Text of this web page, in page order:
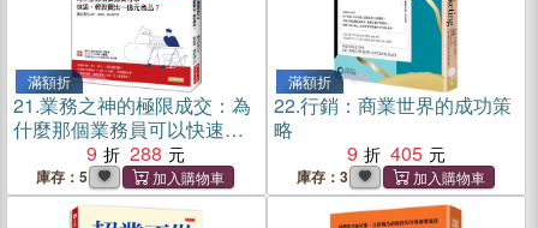
滿額折
21.業務之神的極限成交：為
什麼那個業務員可以快速、
輕鬆賣出一億元商品？
9 288
庫存：5
滿額折
22.行銷：商業世界的成功策
略
9
405
庫存：3